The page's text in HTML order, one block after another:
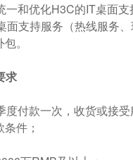
一和优化H3C的IT桌面
面支持服务（热线服务
。
求
度付款一次，收货或接
件；